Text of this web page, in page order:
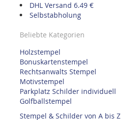
DHL Versand 6.49 €
Selbstabholung
Beliebte Kategorien
Holzstempel
Bonuskartenstempel
Rechtsanwalts Stempel
Motivstempel
Parkplatz Schilder individuell
Golfballstempel
Stempel & Schilder von A bis Z